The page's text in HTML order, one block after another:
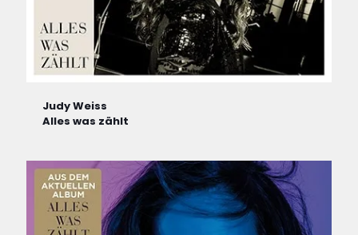
Judy Weiss
Alles was zählt